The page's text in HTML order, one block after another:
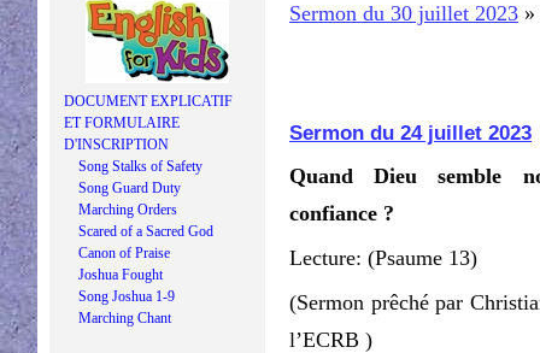
DOCUMENT EXPLICATIF
ET FORMULAIRE
D'INSCRIPTION
Song Stalks of Safety
Song Guard Duty
Marching Orders
Scared of a Sacred God
Canon of Praise
Joshua Fought
Song Joshua 1-9
Marching Chant
Sermon du 30 juillet 2023 »
Sermon du 24 juillet 2023
Quand Dieu semble
confiance ?
Lecture: (Psaume 13)
(Sermon prêché par
l’ECRB )